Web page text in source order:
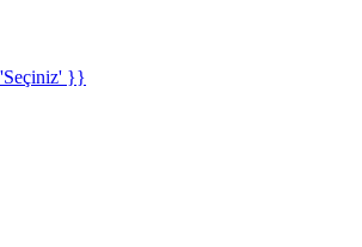
'Seçiniz' }}